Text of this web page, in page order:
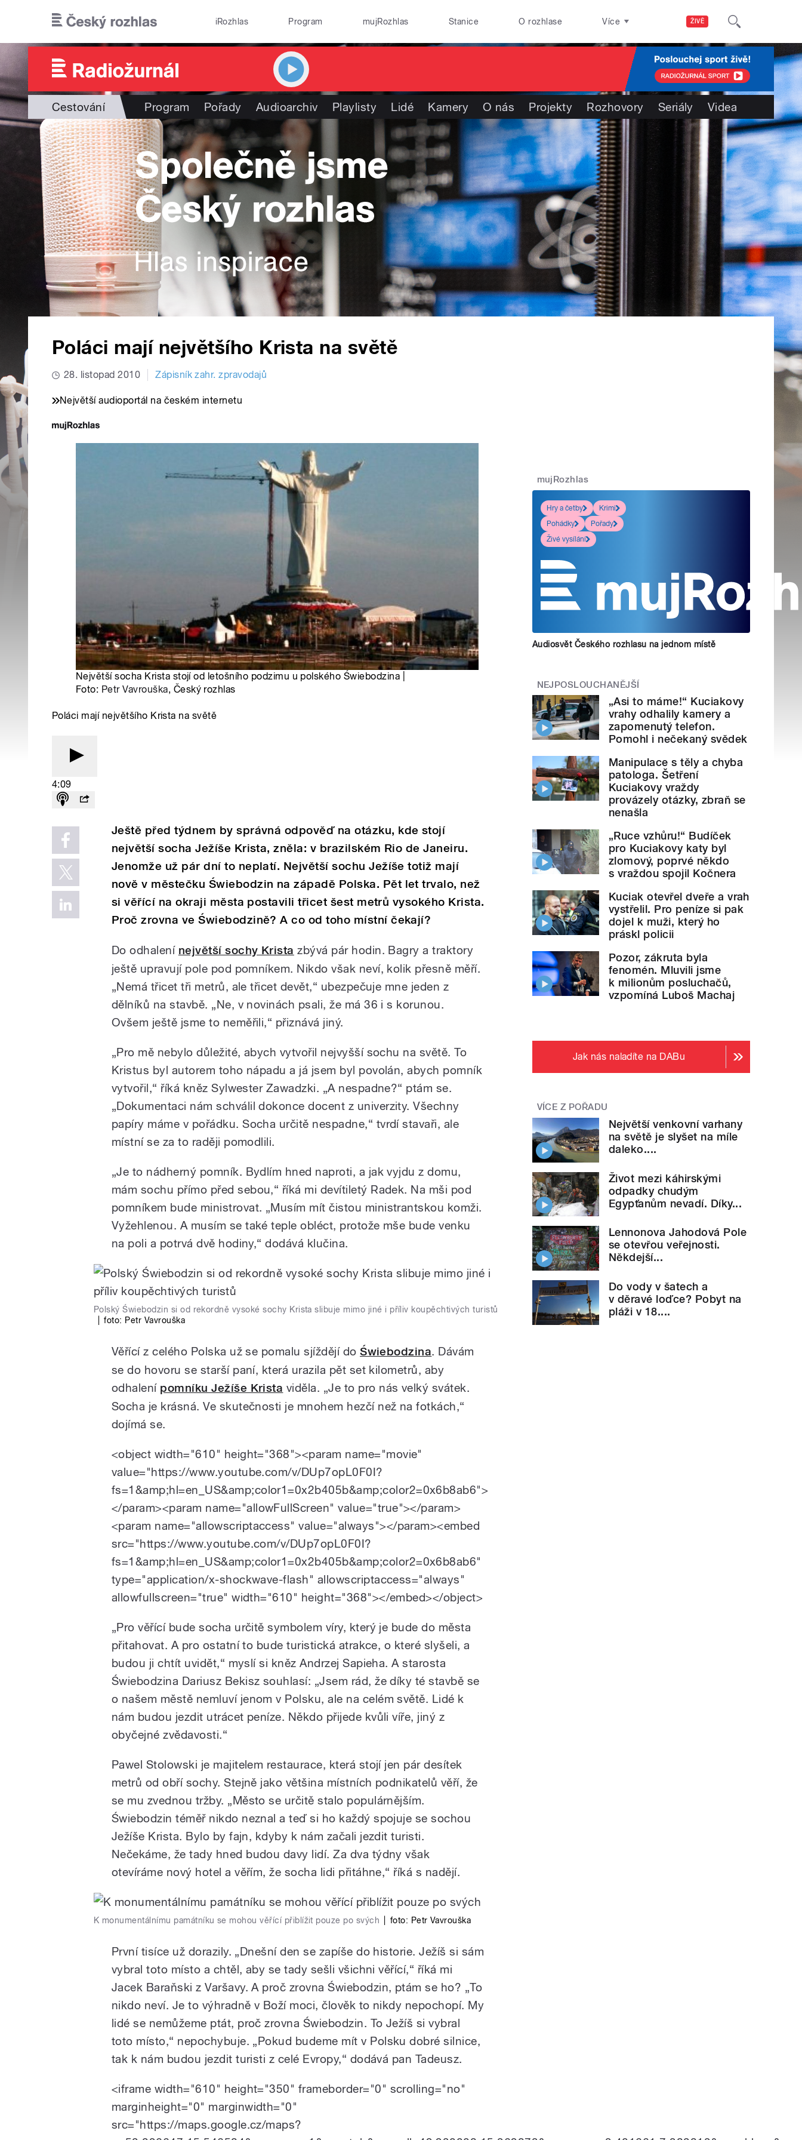
ŽIVĚ
iRozhlas Program mujRozhlas Stanice O rozhlase Více
Cestování Program Pořady Audioarchiv Playlisty Lidé Kamery O nás Projekty Rozhovory Seriály Videa
Poláci mají největšího Krista na světě
28. listopad 2010 Zápisník zahr. zpravodajů
Největší audioportál na českém internetu
Největší socha Krista stojí od letošního podzimu u polského Świebodzina |
Foto: Petr Vavrouška, Český rozhlas
Poláci mají největšího Krista na světě
4:09
Ještě před týdnem by správná odpověď na otázku, kde stojí
největší socha Ježíše Krista, zněla: v brazilském Rio de Janeiru.
Jenomže už pár dní to neplatí. Největší sochu Ježíše totiž mají
nově v městečku Świebodzin na západě Polska. Pět let trvalo, než
si věřící na okraji města postavili třicet šest metrů vysokého Krista.
Proč zrovna ve Świebodzině? A co od toho místní čekají?
Do odhalení největší sochy Krista zbývá pár hodin. Bagry a traktory
ještě upravují pole pod pomníkem. Nikdo však neví, kolik přesně měří.
„Nemá třicet tři metrů, ale třicet devět,“ ubezpečuje mne jeden z
dělníků na stavbě. „Ne, v novinách psali, že má 36 i s korunou.
Ovšem ještě jsme to neměřili,“ přiznává jiný.
„Pro mě nebylo důležité, abych vytvořil nejvyšší sochu na světě. To
Kristus byl autorem toho nápadu a já jsem byl povolán, abych pomník
vytvořil,“ říká kněz Sylwester Zawadzki. „A nespadne?“ ptám se.
„Dokumentaci nám schválil dokonce docent z univerzity. Všechny
papíry máme v pořádku. Socha určitě nespadne,“ tvrdí stavaři, ale
místní se za to raději pomodlili.
„Je to nádherný pomník. Bydlím hned naproti, a jak vyjdu z domu,
mám sochu přímo před sebou,“ říká mi devítiletý Radek. Na mši pod
pomníkem bude ministrovat. „Musím mít čistou ministrantskou komži.
Vyžehlenou. A musím se také teple obléct, protože mše bude venku
na poli a potrvá dvě hodiny,“ dodává klučina.
Polský Świebodzin si od rekordně vysoké sochy Krista slibuje mimo jiné i příliv koupěchtivých turistů
foto: Petr Vavrouška
Věřící z celého Polska už se pomalu sjíždějí doŚwiebodzina. Dávám
se do hovoru se starší paní, která urazila pět set kilometrů, aby
odhalení pomníku Ježíše Krista viděla. „Je to pro nás velký svátek.
Socha je krásná. Ve skutečnosti je mnohem hezčí než na fotkách,“
dojímá se.
<object width="610" height="368"><param name="movie"
value="https://www.youtube.com/v/DUp7opL0F0I?
fs=1&amp;hl=en_US&amp;color1=0x2b405b&amp;color2=0x6b8ab6">
</param><param name="allowFullScreen" value="true"></param>
<param name="allowscriptaccess" value="always"></param><embed
src="https://www.youtube.com/v/DUp7opL0F0I?
fs=1&amp;hl=en_US&amp;color1=0x2b405b&amp;color2=0x6b8ab6"
type="application/x-shockwave-flash" allowscriptaccess="always"
allowfullscreen="true" width="610" height="368"></embed></object>
„Pro věřící bude socha určitě symbolem víry, který je bude do města
přitahovat. A pro ostatní to bude turistická atrakce, o které slyšeli, a
budou ji chtít uvidět,“ myslí si kněz Andrzej Sapieha. A starosta
Świebodzina Dariusz Bekisz souhlasí: „Jsem rád, že díky té stavbě se
o našem městě nemluví jenom v Polsku, ale na celém světě. Lidé k
nám budou jezdit utrácet peníze. Někdo přijede kvůli víře, jiný z
obyčejné zvědavosti.“
Pawel Stolowski je majitelem restaurace, která stojí jen pár desítek
metrů od obří sochy. Stejně jako většina místních podnikatelů věří, že
se mu zvednou tržby. „Město se určitě stalo populárnějším.
Świebodzin téměř nikdo neznal a teď si ho každý spojuje se sochou
Ježíše Krista. Bylo by fajn, kdyby k nám začali jezdit turisti.
Nečekáme, že tady hned budou davy lidí. Za dva týdny však
otevíráme nový hotel a věřím, že socha lidi přitáhne,“ říká s nadějí.
K monumentálnímu památníku se mohou věřící přiblížit pouze po svých foto: Petr Vavrouška
První tisíce už dorazily. „Dnešní den se zapíše do historie. Ježíš si sám
vybral toto místo a chtěl, aby se tady sešli všichni věřící,“ říká mi
Jacek Baraňski z Varšavy. A proč zrovna Świebodzin, ptám se ho? „To
nikdo neví. Je to výhradně v Boží moci, člověk to nikdy nepochopí. My
lidé se nemůžeme ptát, proč zrovna Świebodzin. To Ježíš si vybral
toto místo,“ nepochybuje. „Pokud budeme mít v Polsku dobré silnice,
tak k nám budou jezdit turisti z celé Evropy,“ dodává pan Tadeusz.
<iframe width="610" height="350" frameborder="0" scrolling="no"
marginheight="0" marginwidth="0"
src="https://maps.google.cz/maps?
mujRozhlas
Hry a četby
Krimi
Pohádky
Pořady
Živé vysílání
Audiosvět Českého rozhlasu na jednom místě
NEJPOSLOUCHANĚJŠÍ
„Asi to máme!“ Kuciakovy
vrahy odhalily kamery a
zapomenutý telefon.
Pomohl i nečekaný svědek
Manipulace s těly a chyba
patologa. Šetření
Kuciakovy vraždy
provázely otázky, zbraň se
nenašla
„Ruce vzhůru!“ Budíček
pro Kuciakovy katy byl
zlomový, poprvé někdo
s vraždou spojil Kočnera
Kuciak otevřel dveře a vrah
vystřelil. Pro peníze si pak
dojel k muži, který ho
práskl policii
Pozor, zákruta byla
fenomén. Mluvili jsme
k milionům posluchačů,
vzpomíná Luboš Machaj
Jak nás naladíte na DABu
VÍCE Z POŘADU
Největší venkovní varhany
na světě je slyšet na míle
daleko....
Život mezi káhirskými
odpadky chudým
Egypťanům nevadí. Díky...
Lennonova Jahodová Pole
se otevřou veřejnosti.
Někdejší...
Do vody v šatech a
v děravé loďce? Pobyt na
pláži v 18....